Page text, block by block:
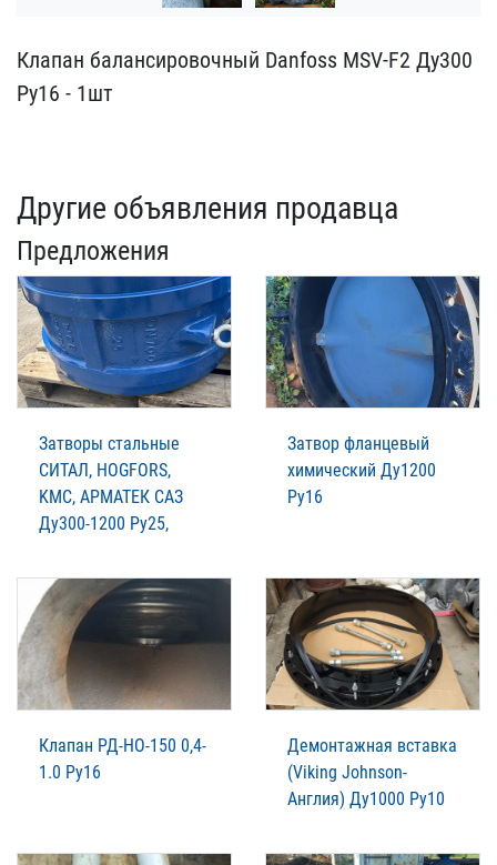
Клапан балансировочный D​anfoss MSV-F2 Ду300
Ру16​ - 1шт
Другие объявления продавца
Предложения
Затворы стальные
СИТАЛ, HOGFORS,
KMC, АРМАТЕК САЗ
Ду300-1200 Ру25,
Затвор фланцевый
химический Ду1200
Ру16
Клапан РД-НО-150 0,4-
1.0 Ру16
Демонтажная вставка
(Viking Johnson-
Англия) Ду1000 Ру10